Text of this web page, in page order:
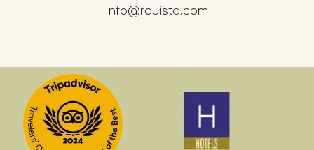
info@rouista.com